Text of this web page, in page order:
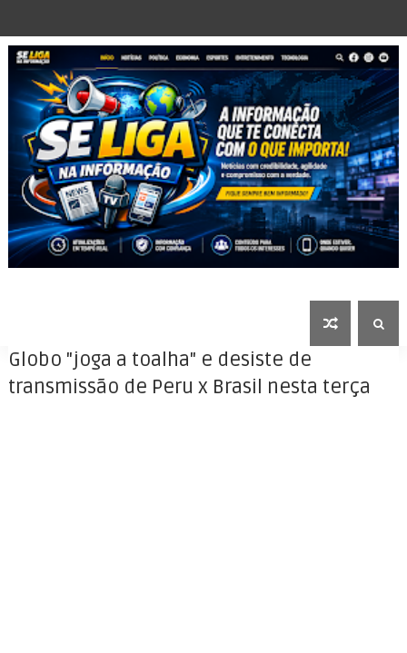
Globo "joga a toalha" e desiste de
transmissão de Peru x Brasil nesta terça